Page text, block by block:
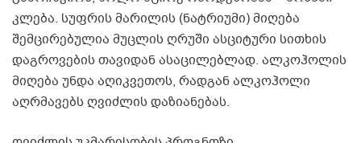
კლება. სუფრის მარილის (ნატრიუმი) მიღება
შემცირებულია მუცლის ღრუში ასციტური სითხის
დაგროვების თავიდან ასაცილებლად. ალკოჰოლის
მიღება უნდა აღიკვეთოს, რადგან ალკოჰოლი
აღრმავებს ღვიძლის დაზიანებას.